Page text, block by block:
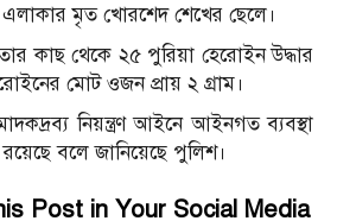
এলাকার মৃত খোরশেদ শেখের ছেলে।
কাছ থেকে ২৫ পুরিয়া হেরোইন উদ্ধার
মোট ওজন প্রায় ২ গ্রাম।
নিয়ন্ত্রণ আইনে আইনগত ব্যবস্থা
রয়েছে বলে জানিয়েছে পুলিশ।
Post in Your Social Media